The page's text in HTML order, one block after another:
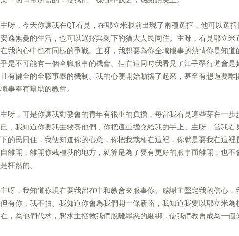
主呀，今天你讓我在QT看見，在耶立米眼前出現了兩種選擇，他可以選
安逸無憂的生活，也可以選擇與剩下的猶大人民同住。主呀，看見耶立
在我內心中也有同樣的爭戰。主呀，我想要為你全職服事的熱情你是知
乎是不可能有一個全職服事的機會。但在這同時我看見了江子翠行道會
且有健全的全職事奉的機制。我的心便開始動搖了起來，甚至有想過要
職事奉有幫助的教會。
主呀，可是你讓我對教會的青年有很重的負擔，每當我看見這些芽在一
已，我知道你要我去牧養他們，你把這重擔交給我的手上。主呀，當我
下的民同住，我便知道你的心意，你把我栽種在這裡，你就是要我在這
自離開，離開你栽種我的地方，就算是為了要有更好的服事而離開，也
是枉然的。
主呀，我知道你現在要我留在中和教會來服事你。感謝主堅定我的信心，
但有你，我不怕。我知道你會為我們開一條新路，我知道我要以耶立米
在，為他們代求，懇求主拯救我們脫離罪惡的綑綁，使我們教會成為一個